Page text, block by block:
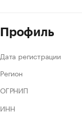
Профиль
Дата регистрации
Регион
ОГРНИП
ИНН